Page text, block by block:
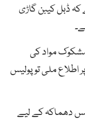
کہ ڈبل کیبن گاڑی
مواد کی
اطلاع ملی تو پولیس
دھماکہ کے لیے